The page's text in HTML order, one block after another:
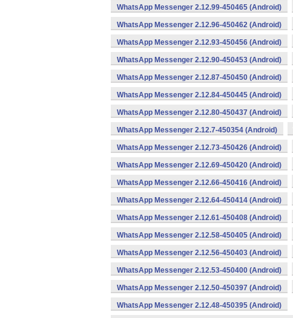
WhatsApp Messenger 2.12.99-450465 (Android)
WhatsApp Messenger 2.12.96-450462 (Android)
WhatsApp Messenger 2.12.93-450456 (Android)
WhatsApp Messenger 2.12.90-450453 (Android)
WhatsApp Messenger 2.12.87-450450 (Android)
WhatsApp Messenger 2.12.84-450445 (Android)
WhatsApp Messenger 2.12.80-450437 (Android)
WhatsApp Messenger 2.12.7-450354 (Android)
WhatsApp Messenger 2.12.73-450426 (Android)
WhatsApp Messenger 2.12.69-450420 (Android)
WhatsApp Messenger 2.12.66-450416 (Android)
WhatsApp Messenger 2.12.64-450414 (Android)
WhatsApp Messenger 2.12.61-450408 (Android)
WhatsApp Messenger 2.12.58-450405 (Android)
WhatsApp Messenger 2.12.56-450403 (Android)
WhatsApp Messenger 2.12.53-450400 (Android)
WhatsApp Messenger 2.12.50-450397 (Android)
WhatsApp Messenger 2.12.48-450395 (Android)